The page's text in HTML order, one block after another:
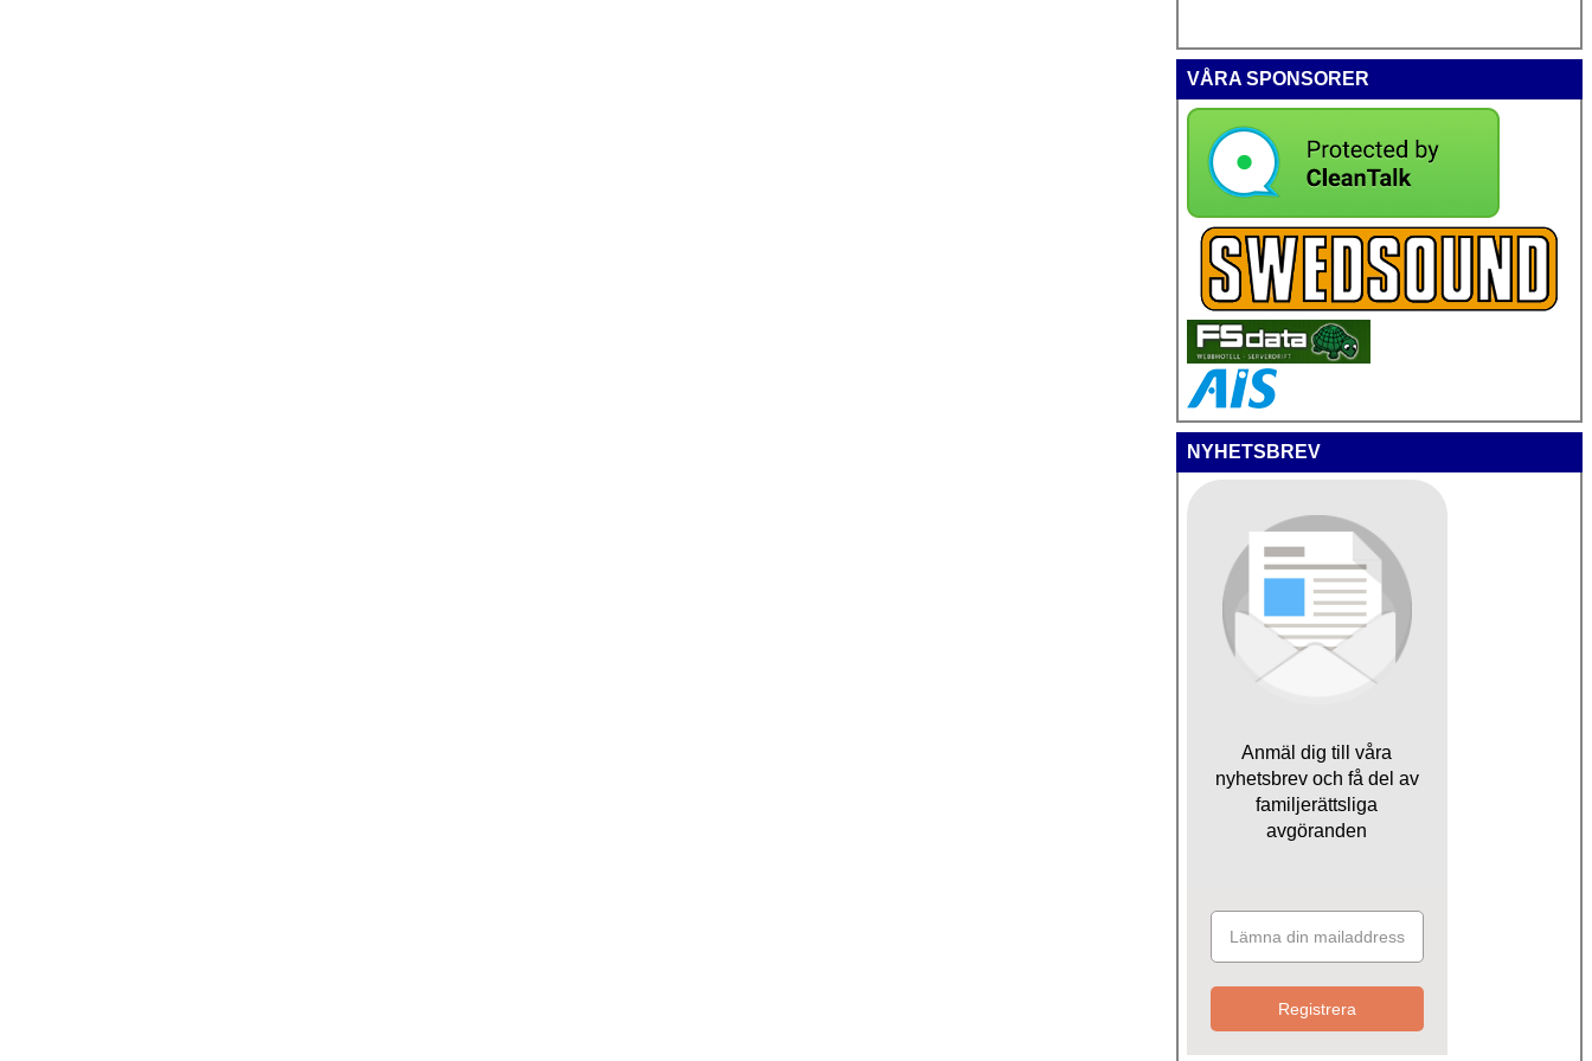
VÅRA SPONSORER
NYHETSBREV
Anmäl dig till våra
nyhetsbrev och få del av
familjerättsliga
avgöranden
Registrera